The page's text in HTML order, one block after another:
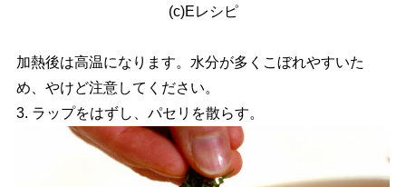
(c)Eレシピ
加熱後は高温になります。水分が多くこぼれやすいた
め、やけど注意してください。
3. ラップをはずし、パセリを散らす。